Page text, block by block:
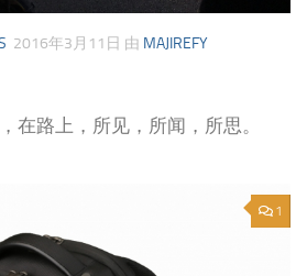
2016年3月11日 由 MAJIREFY
在路上，所见，所闻，所思。
1